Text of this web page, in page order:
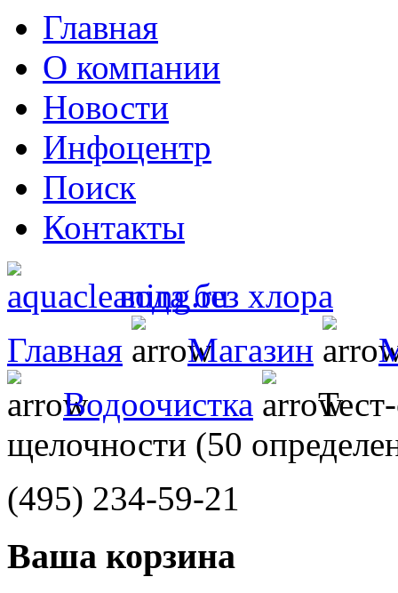
Главная
О компании
Новости
Инфоцентр
Поиск
Контакты
вода без хлора
Главная
Магазин
Водоочистка
Тест-
щелочности (50
(495) 234-59-21
Ваша корзина